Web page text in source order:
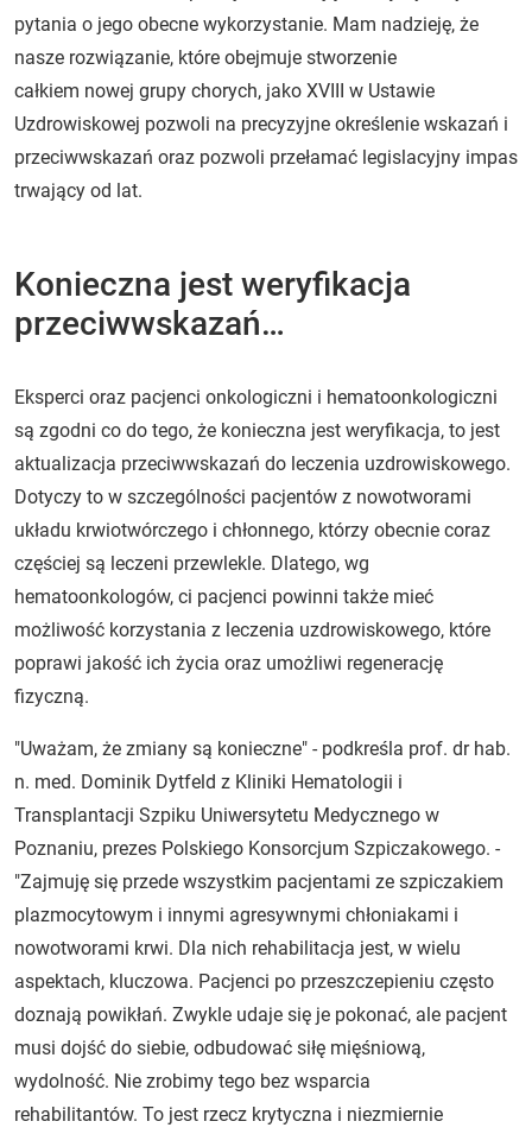
pytania o jego obecne wykorzystanie. Mam nadzieję, że
nasze rozwiązanie, które obejmuje stworzenie
całkiem nowej grupy chorych, jako XVIII w Ustawie
Uzdrowiskowej pozwoli na precyzyjne określenie wskazań i
przeciwwskazań oraz pozwoli przełamać legislacyjny impas
trwający od lat.
Konieczna jest weryfikacja
przeciwwskazań…
Eksperci oraz pacjenci onkologiczni i hematoonkologiczni
są zgodni co do tego, że konieczna jest weryfikacja, to jest
aktualizacja przeciwwskazań do leczenia uzdrowiskowego.
Dotyczy to w szczególności pacjentów z nowotworami
układu krwiotwórczego i chłonnego, którzy obecnie coraz
częściej są leczeni przewlekle. Dlatego, wg
hematoonkologów, ci pacjenci powinni także mieć
możliwość korzystania z leczenia uzdrowiskowego, które
poprawi jakość ich życia oraz umożliwi regenerację
fizyczną.
"Uważam, że zmiany są konieczne" - podkreśla prof. dr hab.
n. med. Dominik Dytfeld z Kliniki Hematologii i
Transplantacji Szpiku Uniwersytetu Medycznego w
Poznaniu, prezes Polskiego Konsorcjum Szpiczakowego. -
"Zajmuję się przede wszystkim pacjentami ze szpiczakiem
plazmocytowym i innymi agresywnymi chłoniakami i
nowotworami krwi. Dla nich rehabilitacja jest, w wielu
aspektach, kluczowa. Pacjenci po przeszczepieniu często
doznają powikłań. Zwykle udaje się je pokonać, ale pacjent
musi dojść do siebie, odbudować siłę mięśniową,
wydolność. Nie zrobimy tego bez wsparcia
rehabilitantów. To jest rzecz krytyczna i niezmiernie